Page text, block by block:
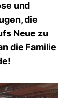
und
die
Neue zu
die Familie